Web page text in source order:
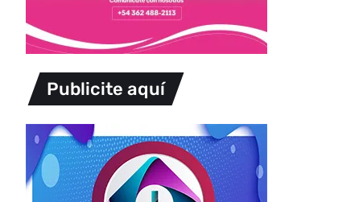
Publicite aquí